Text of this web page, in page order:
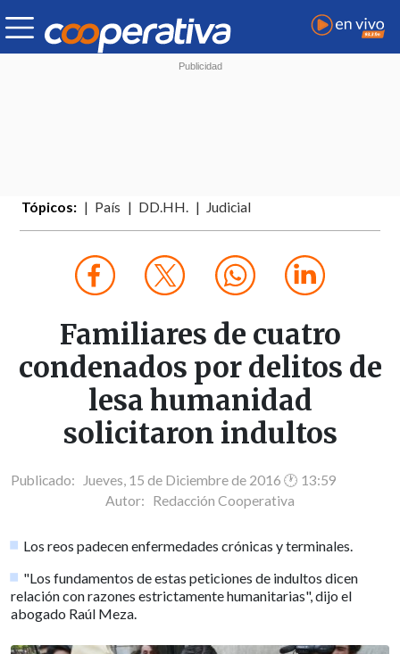
Tópicos: País DD.HH. Judicial
Familiares de cuatro
condenados por delitos de
lesa humanidad
solicitaron indultos
Publicado: Jueves, 15 de Diciembre de 2016 🕐 13:59
Autor: Redacción Cooperativa
Los reos padecen enfermedades crónicas y terminales.
"Los fundamentos de estas peticiones de indultos dicen
relación con razones estrictamente humanitarias", dijo el
abogado Raúl Meza.